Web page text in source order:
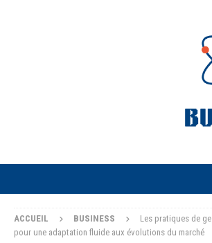
ACCUEIL BUSINESS
Les pratiques de
pour une adaptation fluide aux évolutions du marché